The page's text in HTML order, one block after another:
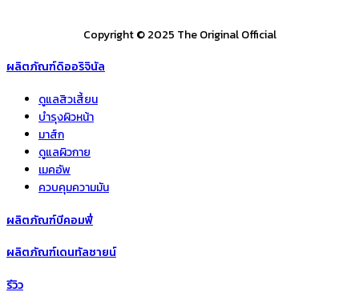
Copyright © 2025 The Original Official
ผลิตภัณฑ์ดิออริจินัล
ดูแลสิวเสี้ยน
บำรุงผิวหน้า
มาส์ก
ดูแลผิวกาย
เมคอัพ
ควบคุมความมัน
ผลิตภัณฑ์บีคอมฟี่
ผลิตภัณฑ์เดนทัลซายน์
รีวิว